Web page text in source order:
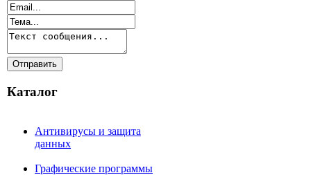
Каталог
Антивирусы и защита
данных
Графические программы